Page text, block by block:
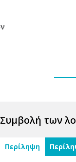
Συμβολή των
Περίληψη